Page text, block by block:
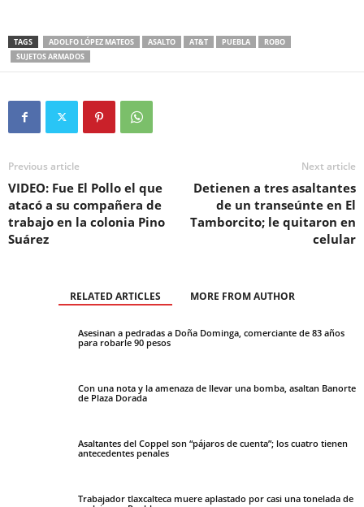
TAGS ADOLFO LÓPEZ MATEOS ASALTO AT&T PUEBLA
ROBO
SUJETOS ARMADOS
Previous article
VIDEO: Fue El Pollo el que
atacó a su compañera de
trabajo en la colonia Pino
Suárez
Next article
Detienen a tres asaltantes
de un transeúnte en El
Tamborcito; le quitaron en
celular
RELATED ARTICLES MORE FROM AUTHOR
Asesinan a pedradas a Doña Dominga, comerciante de 83 años
para robarle 90 pesos
Con una nota y la amenaza de llevar una bomba, asaltan Banorte
de Plaza Dorada
Asaltantes del Coppel son “pájaros de cuenta”; los cuatro tienen
antecedentes penales
Trabajador tlaxcalteca muere aplastado por casi una tonelada de